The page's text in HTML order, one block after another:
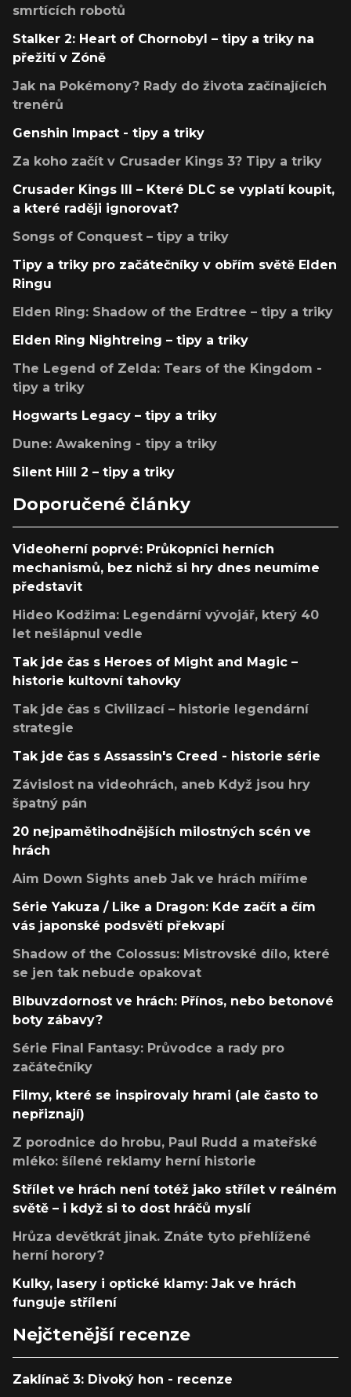
smrtících robotů
Stalker 2: Heart of Chornobyl – tipy a triky na
přežití v Zóně
Jak na Pokémony? Rady do života začínajících
trenérů
Genshin Impact - tipy a triky
Za koho začít v Crusader Kings 3? Tipy a triky
Crusader Kings III – Které DLC se vyplatí koupit,
a které raději ignorovat?
Songs of Conquest – tipy a triky
Tipy a triky pro začátečníky v obřím světě Elden
Ringu
Elden Ring: Shadow of the Erdtree – tipy a triky
Elden Ring Nightreing – tipy a triky
The Legend of Zelda: Tears of the Kingdom -
tipy a triky
Hogwarts Legacy – tipy a triky
Dune: Awakening - tipy a triky
Silent Hill 2 – tipy a triky
Doporučené články
Videoherní poprvé: Průkopníci herních
mechanismů, bez nichž si hry dnes neumíme
představit
Hideo Kodžima: Legendární vývojář, který 40
let nešlápnul vedle
Tak jde čas s Heroes of Might and Magic –
historie kultovní tahovky
Tak jde čas s Civilizací – historie legendární
strategie
Tak jde čas s Assassin's Creed - historie série
Závislost na videohrách, aneb Když jsou hry
špatný pán
20 nejpamětihodnějších milostných scén ve
hrách
Aim Down Sights aneb Jak ve hrách míříme
Série Yakuza / Like a Dragon: Kde začít a čím
vás japonské podsvětí překvapí
Shadow of the Colossus: Mistrovské dílo, které
se jen tak nebude opakovat
Blbuvzdornost ve hrách: Přínos, nebo betonové
boty zábavy?
Série Final Fantasy: Průvodce a rady pro
začátečníky
Filmy, které se inspirovaly hrami (ale často to
nepřiznají)
Z porodnice do hrobu, Paul Rudd a mateřské
mléko: šílené reklamy herní historie
Střílet ve hrách není totéž jako střílet v reálném
světě – i když si to dost hráčů myslí
Hrůza devětkrát jinak. Znáte tyto přehlížené
herní horory?
Kulky, lasery i optické klamy: Jak ve hrách
funguje střílení
Nejčtenější recenze
Zaklínač 3: Divoký hon - recenze